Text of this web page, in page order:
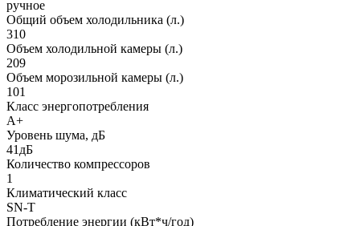
ручное
Общий объем холодильника (л.)
310
Объем холодильной камеры (л.)
209
Объем морозильной камеры (л.)
101
Класс энергопотребления
A+
Уровень шума, дБ
41дБ
Количество компрессоров
1
Климатический класс
SN-T
Потребление энергии (кВт*ч/год)